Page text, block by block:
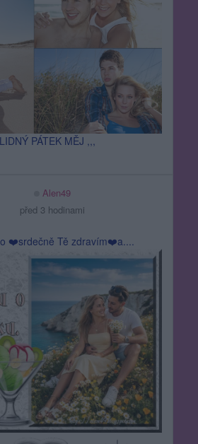
PÁTEK MĚJ ,,,
Alen49
před 3 hodinami
❤️srdečně Tě zdravím❤️a....